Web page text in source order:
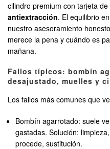
cilindro premium con tarjeta
antiextracción. El equilibrio
nuestro asesoramiento
merece la pena y cuándo es
mañana.
Fallos típicos: bombín
desajustado, muelles y
Los fallos más comunes que
Bombín agarrotado: suele
gastadas. Solución:
procede, sustitución.